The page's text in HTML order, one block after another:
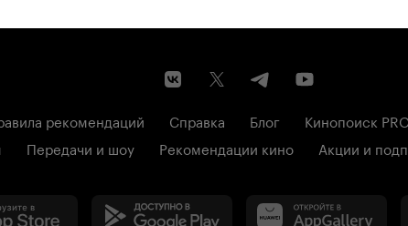
рекомендаций Справка Блог Кинопоиск
Передачи и шоу Рекомендации кино Акции и